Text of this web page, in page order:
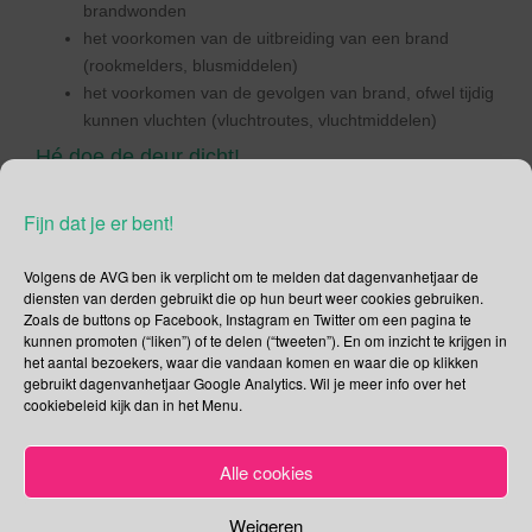
Fijn dat je er bent!
Volgens de AVG ben ik verplicht om te melden dat dagenvanhetjaar de
diensten van derden gebruikt die op hun beurt weer cookies gebruiken.
Zoals de buttons op Facebook, Instagram en Twitter om een pagina te
kunnen promoten (“liken”) of te delen (“tweeten”). En om inzicht te krijgen in
het aantal bezoekers, waar die vandaan komen en waar die op klikken
gebruikt dagenvanhetjaar Google Analytics. Wil je meer info over het
cookiebeleid kijk dan in het Menu.
Alle cookies
Weigeren
brandwonden
het voorkomen van de uitbreiding van een brand
(rookmelders, blusmiddelen)
het voorkomen van de gevolgen van brand, ofwel tijdig
kunnen vluchten (vluchtroutes, vluchtmiddelen)
Hé doe de deur dicht!
binnendeuren een positief effect heeft op de tijd die je hebt
Ook staat in dat onderzoek* te lezen dat 70% van de
woningen een rookmelder heeft maar dat slechts 45% van
die rookmelders ook werkt en dat slechts 35% op de juiste
plek hangt én werkt.
*onderzoeksrapport van de Brandweeracademie “Gebrand op inzicht”
Rookmelderdag gebleven?